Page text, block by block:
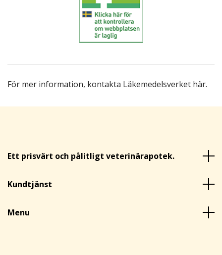
För mer information, kontakta Läkemedelsverket här.
Ett prisvärt och pålitligt veterinärapotek.
Kundtjänst
Menu